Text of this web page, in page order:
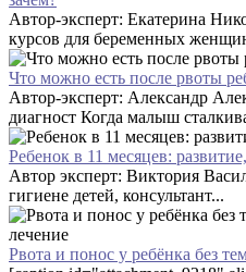
Автор-эксперт: Екатерина
курсов для беременных
Что можно есть после рвоты
Автор-эксперт: Александр
диагност Когда малыш
Ребенок в 11 месяцев:
Автор эксперт: Виктория
гигиене детей, консультант...
Рвота и понос у ребёнка без